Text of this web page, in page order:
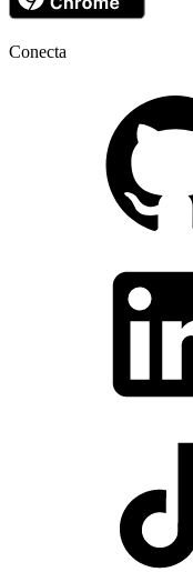
Conecta